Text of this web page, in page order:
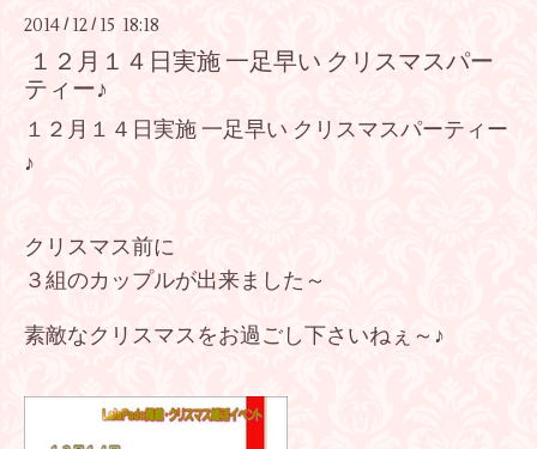
2014 / 12 / 15 18:18
１２月１４日実施 一足早い クリスマスパー
ティー♪
１２月１４日実施 一足早い クリスマスパーティー
♪
クリスマス前に
３組のカップルが出来ました～
素敵なクリスマスをお過ごし下さいねぇ～♪